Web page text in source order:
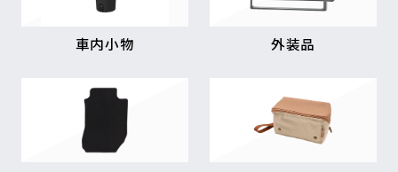
車内小物 外装品